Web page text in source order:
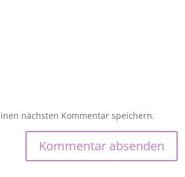
nächsten Kommentar speichern.